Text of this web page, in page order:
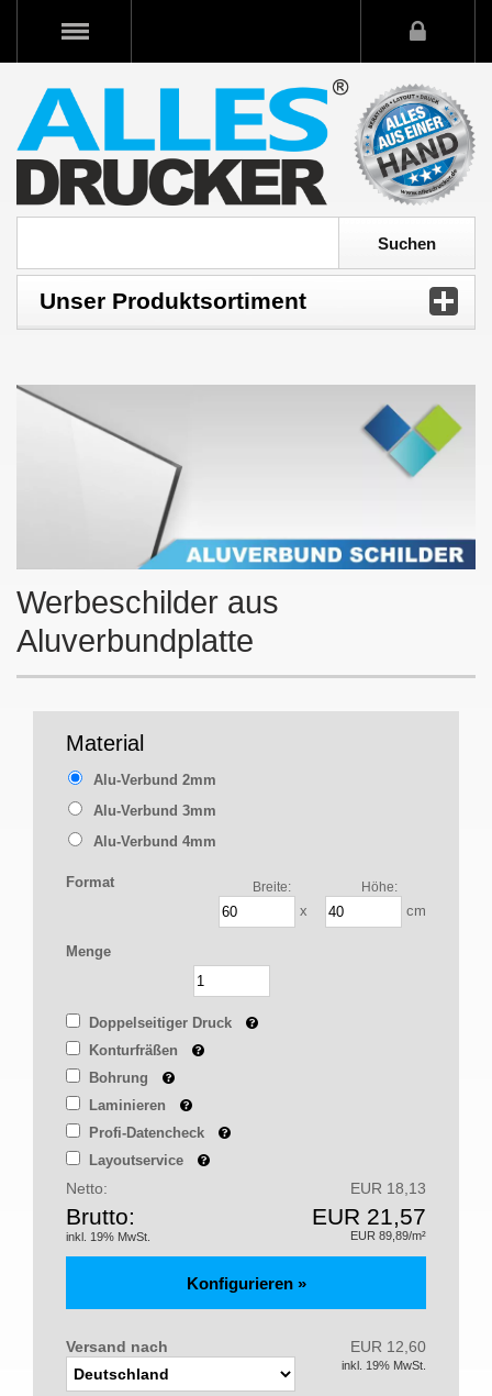
Unser Produktsortiment
Werbeschilder aus
Aluverbundplatte
Material
Alu-Verbund 2mm
Alu-Verbund 3mm
Alu-Verbund 4mm
Format Breite:
x
Höhe:
cm
Menge
Doppelseitiger Druck
Konturfräßen
Bohrung
Laminieren
Profi-Datencheck
Layoutservice
Netto: EUR 18,13
Brutto:
inkl. 19% MwSt.
EUR 21,57
EUR 89,89/m²
Versand nach EUR 12,60
inkl. 19% MwSt.